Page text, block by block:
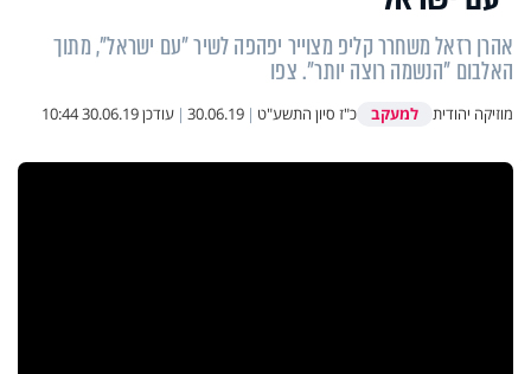
אהרן רזאל משחרר קליפ מצוייר יפהפה לשיר "עם ישראל", מתוך
האלבום "הנשמה רוצה יותר". צפו
מוזיקה יהודית למעקב כ"ז סיון התשע"ט |
30.06.19
| עודכן30.06.19 10:44